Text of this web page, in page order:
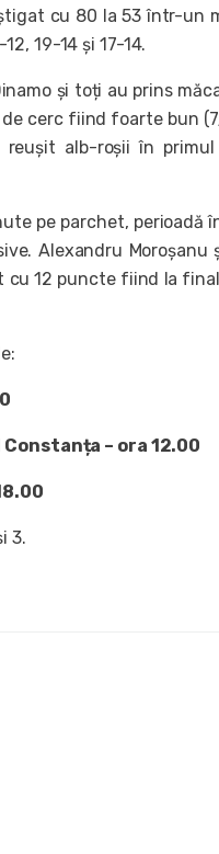
cu 80 la 53 într-un
19-14 și 17-14.
și toți au prins
cerc fiind foarte bun
alb-roșii în primul
pe parchet, perioadă
Alexandru Moroșanu
12 puncte fiind la
– ora 12.00
3.